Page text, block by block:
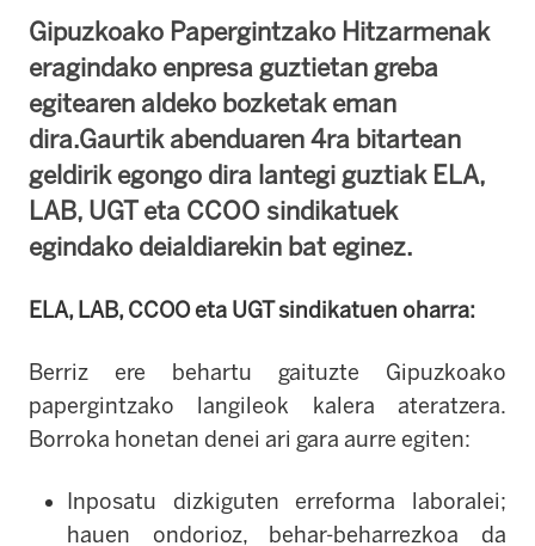
Gipuzkoako Papergintzako Hitzarmenak
eragindako enpresa guztietan greba
egitearen aldeko bozketak eman
dira.Gaurtik abenduaren 4ra bitartean
geldirik egongo dira lantegi guztiak ELA,
LAB, UGT eta CCOO sindikatuek
egindako deialdiarekin bat eginez.
ELA, LAB, CCOO eta UGT sindikatuen oharra:
Berriz ere behartu gaituzte Gipuzkoako
papergintzako langileok kalera ateratzera.
Borroka honetan denei ari gara aurre egiten:
Inposatu dizkiguten erreforma laboralei;
hauen ondorioz, behar-beharrezkoa da